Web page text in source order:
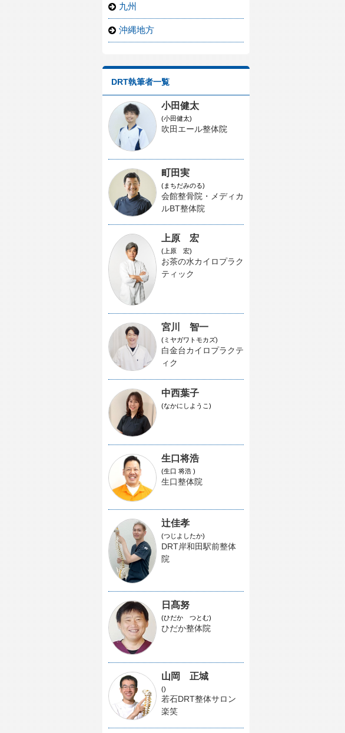
九州
沖縄地方
DRT執筆者一覧
小田健太
(小田健太)
吹田エール整体院
町田実
(まちだみのる)
会館整骨院・メディカ
ルBT整体院
上原 宏
(上原 宏)
お茶の水カイロプラク
ティック
宮川 智一
(ミヤガワトモカズ)
白金台カイロプラクテ
ィク
中西葉子
(なかにしようこ)
生口将浩
(生口 将浩 )
生口整体院
辻佳孝
(つじよしたか)
DRT岸和田駅前整体
院
日髙努
(ひだか つとむ)
ひだか整体院
山岡 正城
()
若石DRT整体サロン
楽笑